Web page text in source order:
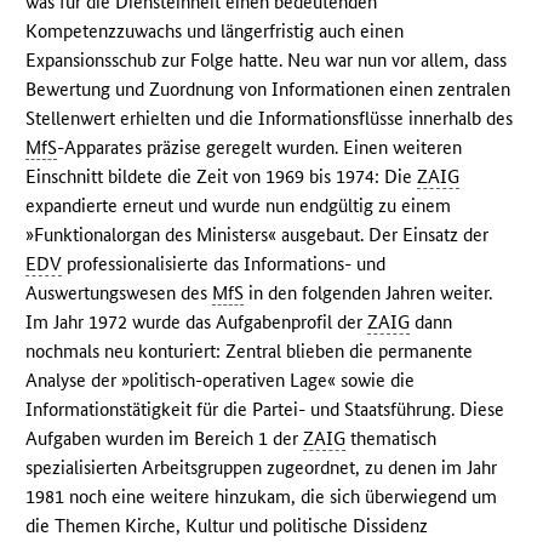
Kompetenzzuwachs und längerfristig auch einen
Expansionsschub zur Folge hatte. Neu war nun vor allem, dass
Bewertung und Zuordnung von Informationen einen zentralen
Stellenwert erhielten und die Informationsflüsse innerhalb des
MfS-Apparates präzise geregelt wurden. Einen weiteren
Einschnitt bildete die Zeit von 1969 bis 1974: DieZAIG
expandierte erneut und wurde nun endgültig zu einem
»Funktionalorgan des Ministers« ausgebaut. Der Einsatz der
EDV professionalisierte das Informations- und
Auswertungswesen des MfS in den folgenden Jahren weiter.
Im Jahr 1972 wurde das Aufgabenprofil derZAIG dann
nochmals neu konturiert: Zentral blieben die permanente
Analyse der »politisch-operativen Lage« sowie die
Informationstätigkeit für die Partei- und Staatsführung. Diese
Aufgaben wurden im Bereich 1 derZAIG thematisch
spezialisierten Arbeitsgruppen zugeordnet, zu denen im Jahr
1981 noch eine weitere hinzukam, die sich überwiegend um
die Themen Kirche, Kultur und politische Dissidenz